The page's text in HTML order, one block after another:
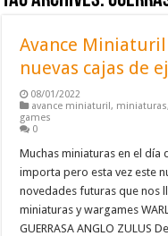
Avance Miniaturil
nuevas cajas de
08/01/2022
avance miniaturil, miniaturas,
games
0
Muchas miniaturas en el día
importa pero esta vez este
novedades futuras que nos
miniaturas y wargames
GUERRASA ANGLO ZULUS